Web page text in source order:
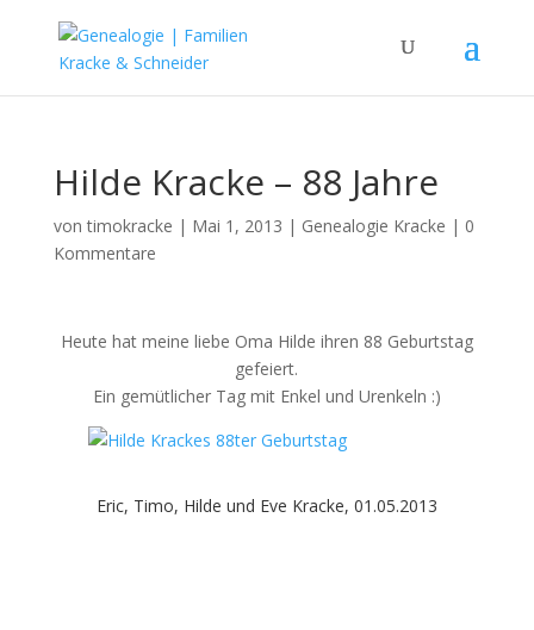
Hilde Kracke – 88 Jahre
vontimokracke | Mai 1, 2013 | Genealogie Kracke | 0
Kommentare
Heute hat meine liebe Oma Hilde ihren 88 Geburtstag
gefeiert.
Ein gemütlicher Tag mit Enkel und Urenkeln :)
Eric, Timo, Hilde und Eve Kracke, 01.05.2013